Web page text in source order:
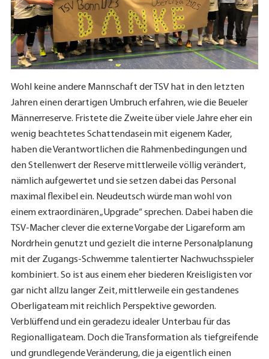
Wohl keine andere Mannschaft der TSV hat in den letzten
Jahren einen derartigen Umbruch erfahren, wie die Beueler
Männerreserve. Fristete die Zweite über viele Jahre eher ein
wenig beachtetes Schattendasein mit eigenem Kader,
haben die Verantwortlichen die Rahmenbedingungen und
den Stellenwert der Reserve mittlerweile völlig verändert,
nämlich aufgewertet und sie setzen dabei das Personal
maximal flexibel ein. Neudeutsch würde man wohl von
einem extraordinären „Upgrade“ sprechen. Dabei haben die
TSV-Macher clever die externe Vorgabe der Ligareform am
Nordrhein genutzt und gezielt die interne Personalplanung
mit der Zugangs-Schwemme talentierter Nachwuchsspieler
kombiniert. So ist aus einem eher biederen Kreisligisten vor
gar nicht allzu langer Zeit, mittlerweile ein gestandenes
Oberligateam mit reichlich Perspektive geworden.
Verblüffend und ein geradezu idealer Unterbau für das
Regionalligateam. Doch die Transformation als tiefgreifende
und grundlegende Veränderung, die ja eigentlich einen